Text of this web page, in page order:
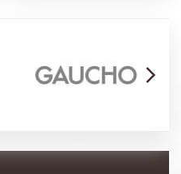
arrow_forward_ios